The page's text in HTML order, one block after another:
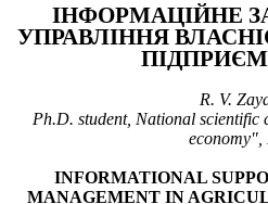
ІНФОРМАЦІЙНЕ
УПРАВЛІННЯ
R. V.
Ph.D. student, National
economy",
INFORMATIONAL
MANAGEMENT IN